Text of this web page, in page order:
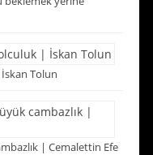
Tolun
| Cemalettin Efe